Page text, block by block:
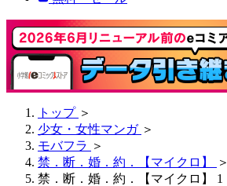
トップ ＞
少女・女性マンガ ＞
モバフラ ＞
禁．断．婚．約．【マイクロ】
＞
禁．断．婚．約．【マイクロ】 1